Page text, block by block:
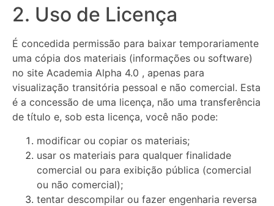
2. Uso de Licença
É concedida permissão para baixar temporariamente
uma cópia dos materiais (informações ou software)
no site Academia Alpha 4.0 , apenas para
visualização transitória pessoal e não comercial. Esta
é a concessão de uma licença, não uma transferência
de título e, sob esta licença, você não pode:
modificar ou copiar os materiais;
usar os materiais para qualquer finalidade
comercial ou para exibição pública (comercial
ou não comercial);
tentar descompilar ou fazer engenharia reversa